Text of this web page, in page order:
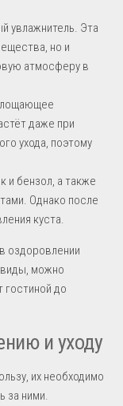
увлажнитель. Эта
но и
атмосферу в
даже при
ухода, поэтому
и бензол, а также
Однако после
куста.
оздоровлении
можно
гостиной до
и уходу
их необходимо
за ними.